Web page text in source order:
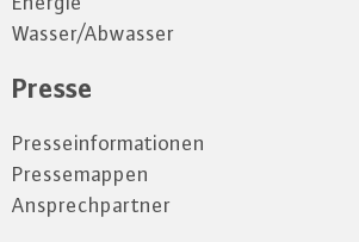
Wasser/Abwasser
Presse
Presseinformationen
Pressemappen
Ansprechpartner